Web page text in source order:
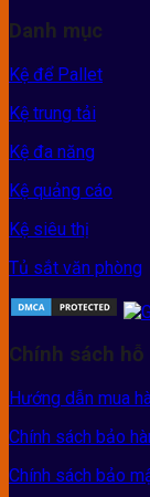
Danh mục
Kệ để Pallet
Kệ trung tải
Kệ đa năng
Kệ quảng cáo
Kệ siêu thị
Tủ sắt văn phòng
Chính sách
Hướng dẫn mua
Chính sách bảo
Chính sách bảo